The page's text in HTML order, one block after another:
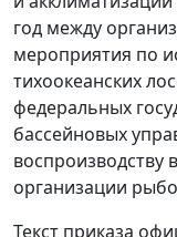
год между
мероприятия по
тихоокеанских
федеральных
бассейновых
воспроизводству
организации
Текст приказа